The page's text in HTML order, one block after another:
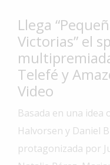
La
Zona
Cultura
Tecnología
Gastronomía
Salud
Interés
Llega
Victorias” el
Telefé y
Video
Basada en una idea
Halvorsen y Daniel
protagonizada por